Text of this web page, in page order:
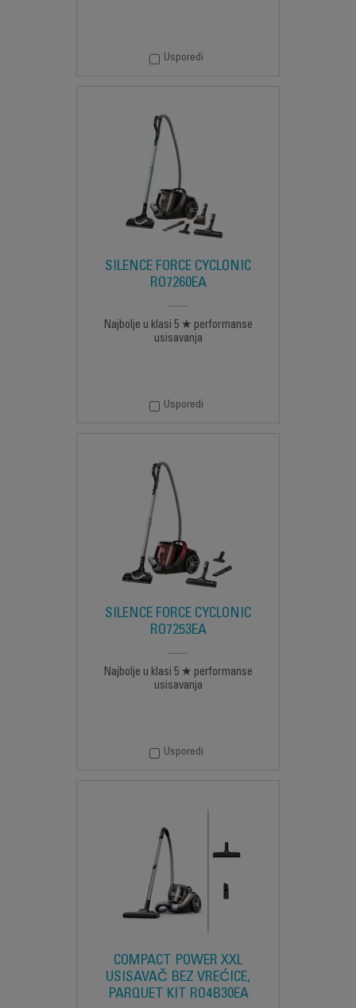
Usporedi
SILENCE FORCE CYCLONIC
RO7260EA
Najbolje u klasi 5 ★ performanse
usisavanja
Usporedi
SILENCE FORCE CYCLONIC
RO7253EA
Najbolje u klasi 5 ★ performanse
usisavanja
Usporedi
COMPACT POWER XXL
USISAVAČ BEZ VREĆICE,
PARQUET KIT RO4B30EA